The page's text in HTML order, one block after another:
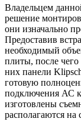
Владельцем
решение
они изначально
Предоставив
необходимый
плиты, после
них панели
готовую
подключения АС
изготовлены
располагаются